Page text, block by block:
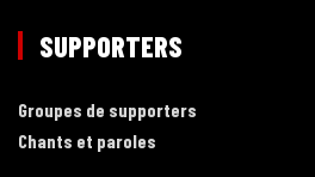
SUPPORTERS
Groupes de supporters
Chants et paroles